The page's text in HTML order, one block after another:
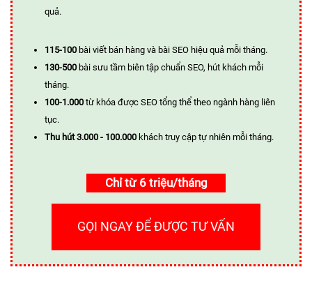
quả.
115-100 bài viết bán hàng và bài SEO hiệu quả mỗi tháng.
130-500 bài sưu tầm biên tập chuẩn SEO, hút khách mỗi
tháng.
100-1.000 từ khóa được SEO tổng thể theo ngành hàng liên
tục.
Thu hút 3.000 - 100.000 khách truy cập tự nhiên mỗi tháng.
Chỉ từ 6 triệu/tháng
GỌI NGAY ĐỂ ĐƯỢC TƯ VẤN